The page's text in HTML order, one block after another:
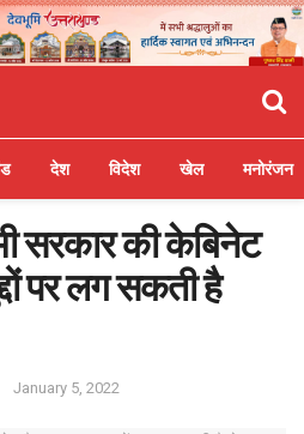
देश विदेश खेल मनोरंजन
सरकार की केबिनेट
पर लग सकती है
January 5, 2022